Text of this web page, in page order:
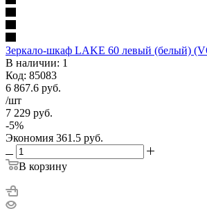
Зеркало-шкаф LAKE 60 левый (белый)
В наличии: 1
Код: 85083
6 867.6 руб.
/шт
7 229 руб.
-5%
Экономия 361.5 руб.
В корзину